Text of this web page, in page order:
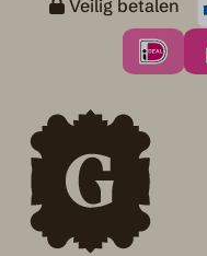
Veilig betalen